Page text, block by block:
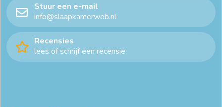
Stuur een e-mail
info@slaapkamerweb.nl
Recensies
lees of schrijf een recensie